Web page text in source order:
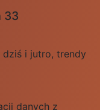
33
dziś i jutro, trendy
danych z